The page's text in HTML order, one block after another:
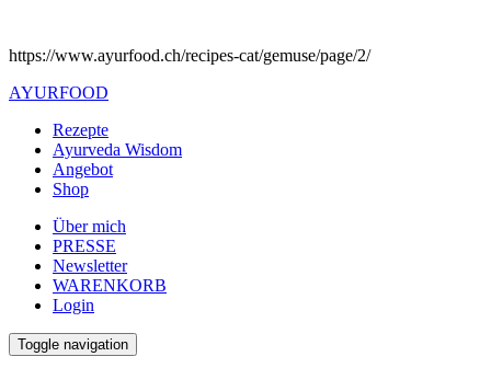
https://www.ayurfood.ch/recipes-cat/gemuse/page/2/
AYURFOOD
Rezepte
Ayurveda Wisdom
Angebot
Shop
Über mich
PRESSE
Newsletter
WARENKORB
Login
Toggle navigation